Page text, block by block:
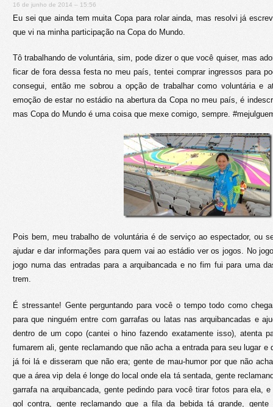
16 de junho de 2014 – 15:56
Eu sei que ainda tem muita Copa para rolar ainda, mas resolvi já
que vi na minha participação na Copa do Mundo.
Tô trabalhando de voluntária, sim, pode dizer o que você quiser, mas
ficar de fora dessa festa no meu país, tentei comprar ingressos para
consegui, então me sobrou a opção de trabalhar como voluntária e
emoção de estar no estádio na abertura da Copa no meu país, é
mas Copa do Mundo é uma coisa que mexe comigo, sempre.
Pois bem, meu trabalho de voluntária é de serviço ao espectador, ou
ajudar e dar informações para quem vai ao estádio ver os jogos. No
jogo numa das entradas para a arquibancada e no fim fui para uma
trem.
É stressante! Gente perguntando para você o tempo todo como
para que ninguém entre com garrafas ou latas nas arquibancadas e
dentro de um copo (cantei o hino fazendo exatamente isso), atenta
fumarem ali, gente reclamando que não acha a entrada para seu lugar e
já foi lá e disseram que não era; gente de mau-humor por que não
que a área vip dela é longe do local onde ela tá sentada, gente
garrafa na arquibancada, gente pedindo para você tirar fotos para ela,
gol contra, gente reclamando que a fila da bebida tá grande, gente